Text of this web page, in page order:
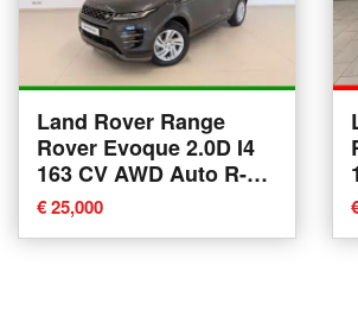
Land Rover Range
Rover Evoque 2.0D I4
163 CV AWD Auto R-
Dynamic del 2022 usata
a Alba
€ 25,000